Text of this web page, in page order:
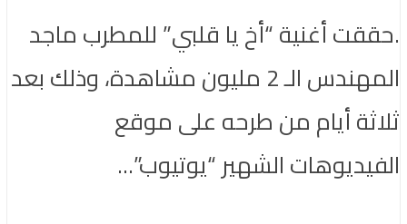
.حققت أغنية “أخ يا قلبي” للمطرب ماجد
المهندس الـ 2 مليون مشاهدة، وذلك بعد
ثلاثة أيام من طرحه على موقع
الفيديوهات الشهير “يوتيوب”...